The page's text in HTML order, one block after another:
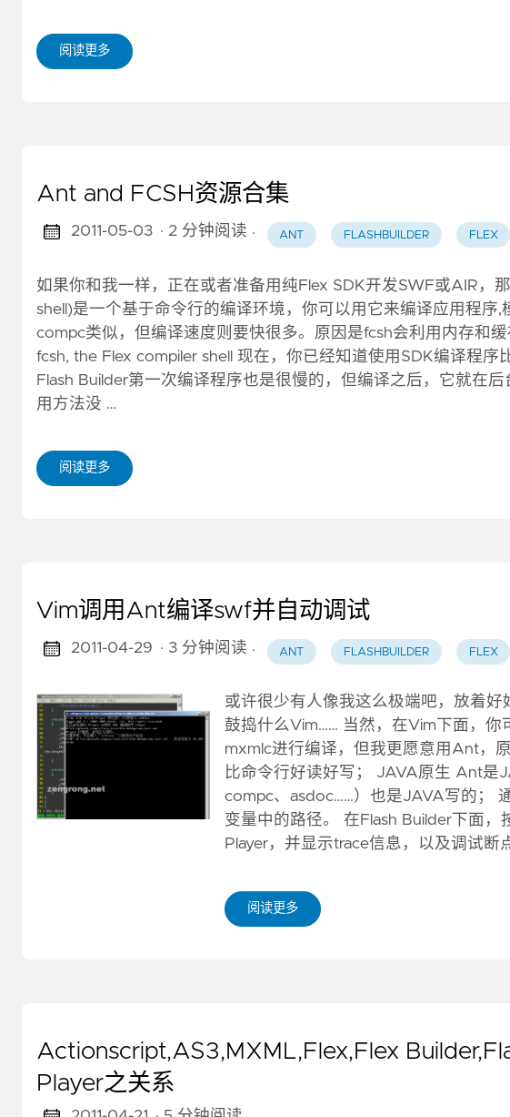
阅读更多
Ant and FCSH资源合集
2011-05-03 · 2 分钟阅读 · ANT FLASHBUILDER FLEX
如果你和我一样，正在或者准备用纯Flex SDK开发SWF或AIR，
shell)是一个基于命令行的编译环境，你可以用它来编译应用程序,
compc类似，但编译速度则要快很多。原因是fcsh会利用内存和
fcsh, the Flex compiler shell 现在，你已经知道使用SDK编译程序
Flash Builder第一次编译程序也是很慢的，但编译之后，它就在
用方法没 …
阅读更多
Vim调用Ant编译swf并自动调试
2011-04-29 · 3 分钟阅读 · ANT FLASHBUILDER FLEX
或许很少有人像我这么极端吧，放着
鼓捣什么Vim…… 当然，在Vim下面，你
mxmlc进行编译，但我更愿意用Ant，
比命令行好读好写； JAVA原生 Ant是
compc、asdoc……）也是JAVA写的；
变量中的路径。 在Flash Builder下面，
Player，并显示trace信息，以及调试
阅读更多
Actionscript,AS3,MXML,Flex,Flex
Player之关系